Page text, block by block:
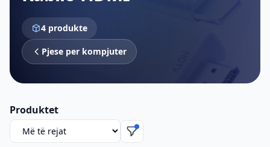
4 produkte
Pjese per kompjuter
Produktet
Rendit produktet